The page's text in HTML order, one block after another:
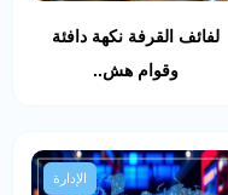
لفائف القرفة نكهة دافئة
وقوام هش..
الإدارة